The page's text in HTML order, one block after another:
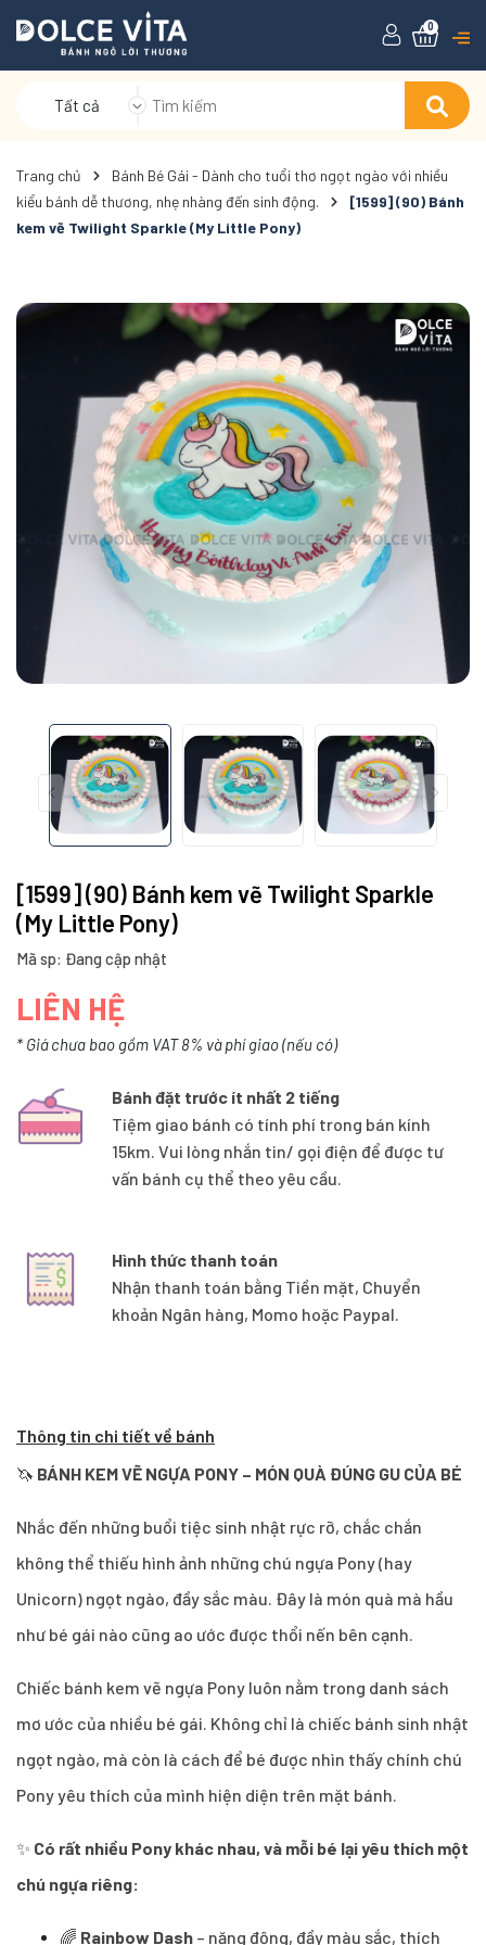
Tất cả
0
Trang chủ
Bánh Bé Gái - Dành cho tuổi thơ ngọt ngào với nhiều
kiểu bánh dễ thương, nhẹ nhàng đến sinh động.
[1599] (90) Bánh
kem vẽ Twilight Sparkle (My Little Pony)
[1599] (90) Bánh kem vẽ Twilight Sparkle
(My Little Pony)
Mã sp: Đang cập nhật
LIÊN HỆ
* Giá chưa bao gồm VAT 8% và phí giao (nếu có)
Bánh đặt trước ít nhất 2 tiếng
Tiệm giao bánh có tính phí trong bán kính
15km. Vui lòng nhắn tin/ gọi điện để được tư
vấn bánh cụ thể theo yêu cầu.
Hình thức thanh toán
Nhận thanh toán bằng Tiền mặt, Chuyển
khoản Ngân hàng, Momo hoặc Paypal.
Thông tin chi tiết về bánh
🦄 BÁNH KEM VẼ NGỰA PONY – MÓN QUÀ ĐÚNG GU CỦA BÉ
Nhắc đến những buổi tiệc sinh nhật rực rỡ, chắc chắn
không thể thiếu hình ảnh những chú ngựa Pony (hay
Unicorn) ngọt ngào, đầy sắc màu. Đây là món quà mà hầu
như bé gái nào cũng ao ước được thổi nến bên cạnh.
Chiếc bánh kem vẽ ngựa Pony luôn nằm trong danh sách
mơ ước của nhiều bé gái. Không chỉ là chiếc bánh sinh nhật
ngọt ngào, mà còn là cách để bé được nhìn thấy chính chú
Pony yêu thích của mình hiện diện trên mặt bánh.
✨ Có rất nhiều Pony khác nhau, và mỗi bé lại yêu thích một
chú ngựa riêng:
🌈 Rainbow Dash – năng động, đầy màu sắc, thích